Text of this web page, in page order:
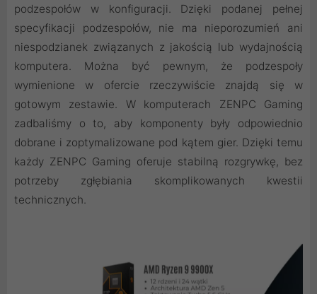
podzespołów w konfiguracji. Dzięki podanej pełnej
specyfikacji podzespołów, nie ma nieporozumień ani
niespodzianek związanych z jakością lub wydajnością
komputera. Można być pewnym, że podzespoły
wymienione w ofercie rzeczywiście znajdą się w
gotowym zestawie. W komputerach ZENPC Gaming
zadbaliśmy o to, aby komponenty były odpowiednio
dobrane i zoptymalizowane pod kątem gier. Dzięki temu
każdy ZENPC Gaming oferuje stabilną rozgrywkę, bez
potrzeby zgłębiania skomplikowanych kwestii
technicznych.